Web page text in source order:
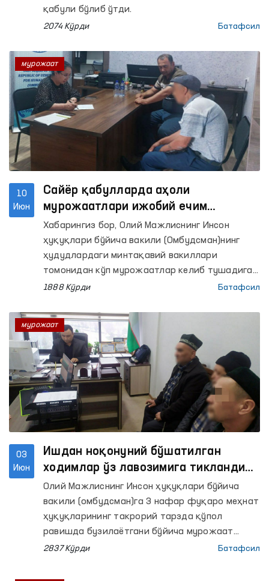
қабули бўлиб ўтди.
2074 Кўрди Батафсил
10
Июн
Сайёр қабулларда аҳоли
мурожаатлари ижобий ечим
топмоқда
Хабарингиз бор, Олий Мажлиснинг Инсон
ҳуқуқлари бўйича вакили (Омбудсман)нинг
ҳудудлардаги минтақавий вакиллари
томонидан кўп мурожаатлар келиб тушадиган
чекка ҳудудларда сайёр қабуллар ташкил
1888 Кўрди Батафсил
мурожаат
03
Июн
Ишдан ноқонуний бўшатилган
ходимлар ўз лавозимига тикланди
ва иш берувчидан салкам 50 млн
сўм ундирилди
Олий Мажлиснинг Инсон ҳуқуқлари бўйича
вакили (омбудсман)га 3 нафар фуқаро меҳнат
ҳуқуқларининг такрорий тарзда қўпол
равишда бузилаётгани бўйича мурожаат
қилишди.
2837 Кўрди Батафсил
мурожаат